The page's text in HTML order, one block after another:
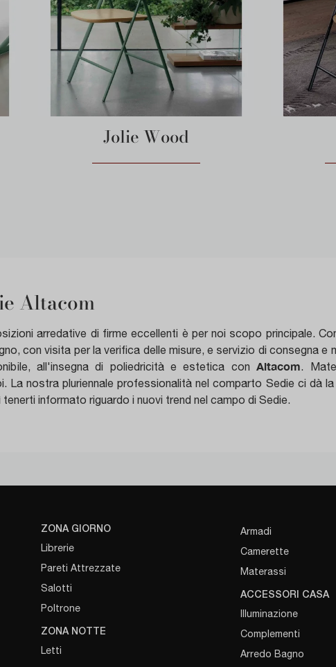
Jolie Wood
Altacom
arredative di firme eccellenti è per noi scopo principale.
con visita per la verifica delle misure, e servizio di consegna e
all'insegna di poliedricità e estetica con Altacom .
nostra pluriennale professionalità nel comparto Sedie ci dà
informato riguardo i nuovi trend nel campo di Sedie.
ZONA GIORNO
Librerie
Pareti Attrezzate
Salotti
Poltrone
ZONA NOTTE
Letti
Armadi
Camerette
Materassi
ACCESSORI CASA
Illuminazione
Complementi
Arredo Bagno